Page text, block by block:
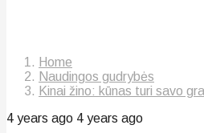
Home
Naudingos gudrybės
Kinai žino: kūnas turi savo
4 years ago 4 years ago